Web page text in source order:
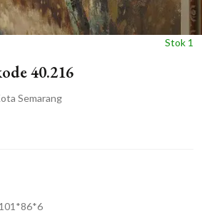
Stok 1
40.216
Semarang